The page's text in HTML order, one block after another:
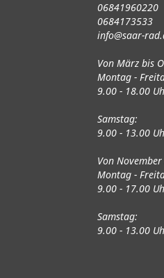
06841960220
0684173533
info@saar-
Von März bis
Montag -
9.00 - 18.00
Samstag:
9.00 - 13.00
Von
Montag -
9.00 - 17.00
Samstag:
9.00 - 13.00